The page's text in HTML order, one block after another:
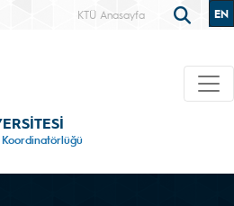
KTÜ Anasayfa EN
Koordinatörlüğü